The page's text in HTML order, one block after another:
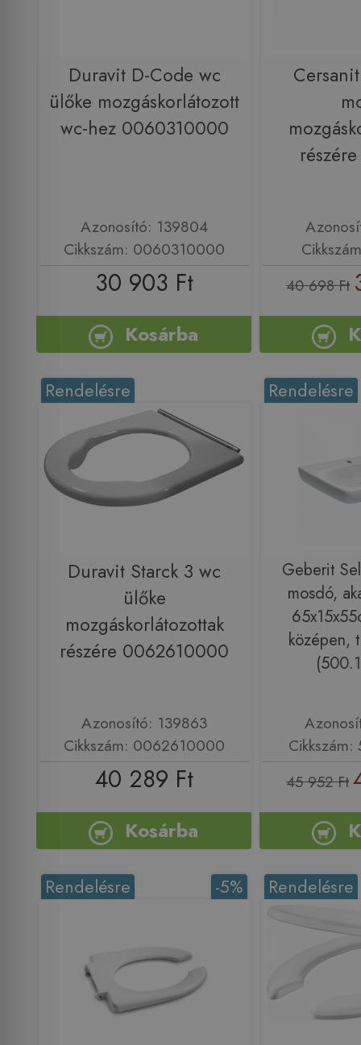
Duravit D-Code wc
ülőke mozgáskorlátozott
wc-hez 0060310000
Azonosító: 139804
Cikkszám: 0060310000
30 903 Ft
Kosárba
40 698 Ft
Rendelésre
Duravit Starck 3 wc
ülőke
mozgáskorlátozottak
részére 0062610000
Azonosító: 139863
Cikkszám: 0062610000
40 289 Ft
Kosárba
Rendelésre
Geberit
mosdó,
középen,
45 952 Ft
-5%
Rendelésre Rendelésre